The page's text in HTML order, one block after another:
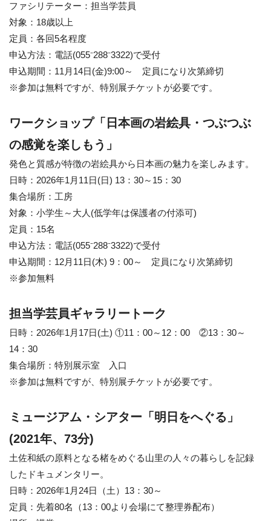
ファシリテーター：担当学芸員
対象：18歳以上
定員：各回5名程度
申込方法：電話(055⁻288⁻3322)で受付
申込期間：11月14日(金)9:00～ 定員になり次第締切
※参加は無料ですが、特別展チケットが必要です。
ワークショップ「日本画の岩絵具・つぶつぶ
の感覚を楽しもう」
発色と質感が特徴の岩絵具から日本画の魅力を楽しみます。
日時：2026年1月11日(日) 13：30～15：30
集合場所：工房
対象：小学生～大人(低学年は保護者の付添可)
定員：15名
申込方法：電話(055⁻288⁻3322)で受付
申込期間：12月11日(木) 9：00～ 定員になり次第締切
※参加無料
担当学芸員ギャラリートーク
日時：2026年1月17日(土) ①11：00～12：00 ②13：30～
14：30
集合場所：特別展示室 入口
※参加は無料ですが、特別展チケットが必要です。
ミュージアム・シアター「明日をへぐる」
(2021年、73分)
土佐和紙の原料となる楮をめぐる山里の人々の暮らしを記録
したドキュメンタリー。
日時：2026年1月24日（土）13：30～
定員：先着80名（13：00より会場にて整理券配布）